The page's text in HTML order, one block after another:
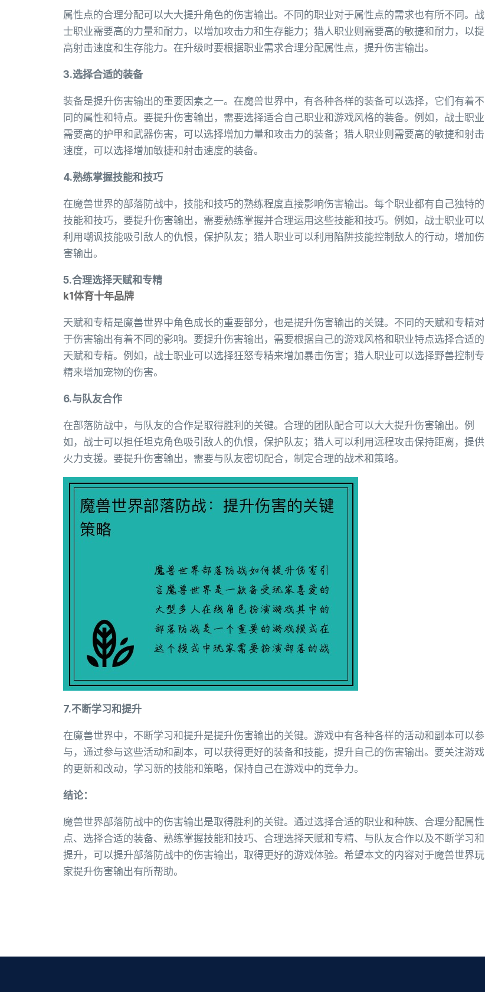
属性点的合理分配可以大大提升角色的伤害输出。不同的职业对于属性点的需求也有所不同。战
士职业需要高的力量和耐力，以增加攻击力和生存能力；猎人职业则需要高的敏捷和耐力，以提
高射击速度和生存能力。在升级时要根据职业需求合理分配属性点，提升伤害输出。
3.选择合适的装备
装备是提升伤害输出的重要因素之一。在魔兽世界中，有各种各样的装备可以选择，它们有着不
同的属性和特点。要提升伤害输出，需要选择适合自己职业和游戏风格的装备。例如，战士职业
需要高的护甲和武器伤害，可以选择增加力量和攻击力的装备；猎人职业则需要高的敏捷和射击
速度，可以选择增加敏捷和射击速度的装备。
4.熟练掌握技能和技巧
在魔兽世界的部落防战中，技能和技巧的熟练程度直接影响伤害输出。每个职业都有自己独特的
技能和技巧，要提升伤害输出，需要熟练掌握并合理运用这些技能和技巧。例如，战士职业可以
利用嘲讽技能吸引敌人的仇恨，保护队友；猎人职业可以利用陷阱技能控制敌人的行动，增加伤
害输出。
5.合理选择天赋和专精
k1体育十年品牌
天赋和专精是魔兽世界中角色成长的重要部分，也是提升伤害输出的关键。不同的天赋和专精对
于伤害输出有着不同的影响。要提升伤害输出，需要根据自己的游戏风格和职业特点选择合适的
天赋和专精。例如，战士职业可以选择狂怒专精来增加暴击伤害；猎人职业可以选择野兽控制专
精来增加宠物的伤害。
6.与队友合作
在部落防战中，与队友的合作是取得胜利的关键。合理的团队配合可以大大提升伤害输出。例
如，战士可以担任坦克角色吸引敌人的仇恨，保护队友；猎人可以利用远程攻击保持距离，提供
火力支援。要提升伤害输出，需要与队友密切配合，制定合理的战术和策略。
7.不断学习和提升
在魔兽世界中，不断学习和提升是提升伤害输出的关键。游戏中有各种各样的活动和副本可以参
与，通过参与这些活动和副本，可以获得更好的装备和技能，提升自己的伤害输出。要关注游戏
的更新和改动，学习新的技能和策略，保持自己在游戏中的竞争力。
结论：
魔兽世界部落防战中的伤害输出是取得胜利的关键。通过选择合适的职业和种族、合理分配属性
点、选择合适的装备、熟练掌握技能和技巧、合理选择天赋和专精、与队友合作以及不断学习和
提升，可以提升部落防战中的伤害输出，取得更好的游戏体验。希望本文的内容对于魔兽世界玩
家提升伤害输出有所帮助。